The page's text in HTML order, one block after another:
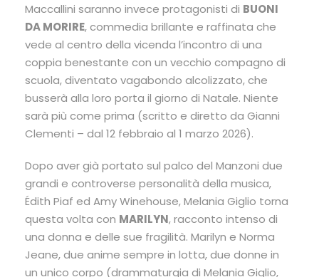
Maccallini saranno invece protagonisti di BUONI
DA MORIRE, commedia brillante e raffinata che
vede al centro della vicenda l’incontro di una
coppia benestante con un vecchio compagno di
scuola, diventato vagabondo alcolizzato, che
busserà alla loro porta il giorno di Natale. Niente
sarà più come prima (scritto e diretto da Gianni
Clementi – dal 12 febbraio al 1 marzo 2026).
Dopo aver già portato sul palco del Manzoni due
grandi e controverse personalità della musica,
Édith Piaf ed Amy Winehouse, Melania Giglio torna
questa volta con MARILYN, racconto intenso di
una donna e delle sue fragilità. Marilyn e Norma
Jeane, due anime sempre in lotta, due donne in
un unico corpo (drammaturgia di Melania Giglio,